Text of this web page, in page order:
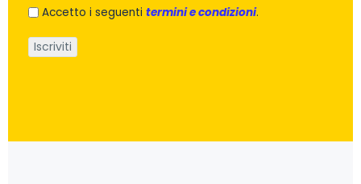
Accetto i seguenti termini e condizioni.